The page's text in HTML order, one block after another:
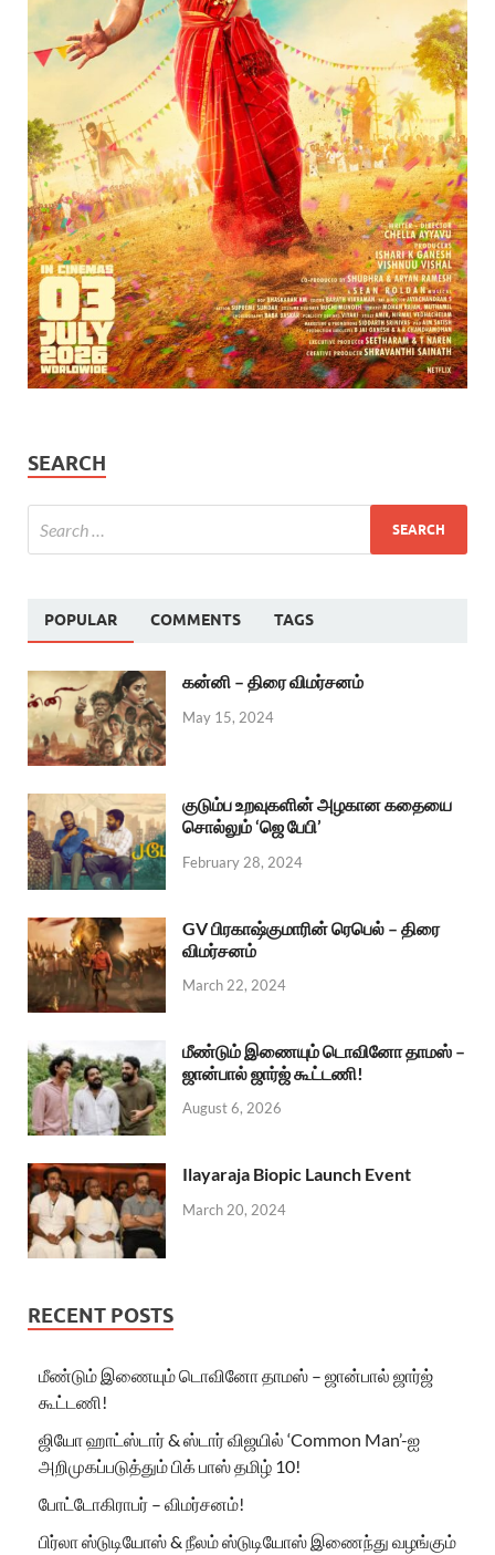
SEARCH
POPULAR COMMENTS TAGS
கன்னி – திரை விமர்சனம்
May 15, 2024
குடும்ப உறவுகளின் அழகான கதையை
சொல்லும் ‘ஜெ பேபி’
February 28, 2024
GV பிரகாஷ்குமாரின் ரெபெல் – திரை
விமர்சனம்
March 22, 2024
மீண்டும் இணையும் டொவினோ தாமஸ் –
ஜான்பால் ஜார்ஜ் கூட்டணி!
August 6, 2026
Ilayaraja Biopic Launch Event
March 20, 2024
RECENT POSTS
மீண்டும் இணையும் டொவினோ தாமஸ் – ஜான்பால் ஜார்ஜ்
கூட்டணி!
ஜியோ ஹாட்ஸ்டார் & ஸ்டார் விஜயில் ‘Common Man’-ஐ
அறிமுகப்படுத்தும் பிக் பாஸ் தமிழ் 10!
போட்டோகிராபர் – விமர்சனம்!
பிர்லா ஸ்டுடியோஸ் & நீலம் ஸ்டுடியோஸ் இணைந்து வழங்கும்